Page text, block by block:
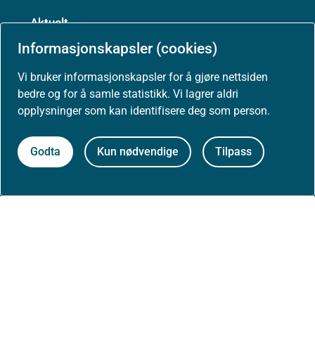
Informasjonskapsler (cookies)
Vi bruker informasjonskapsler for å gjøre nettsiden
bedre og for å samle statistikk. Vi lagrer aldri
opplysninger som kan identifisere deg som person.
Godta Kun nødvendige Tilpass
Aktuelt
Nyheter
Arrangementer
Høringer